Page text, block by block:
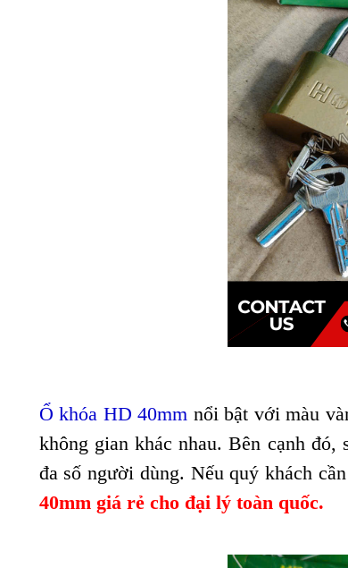
Ổ khóa HD 40mm nổi bật với màu
không gian khác nhau. Bên cạnh
đa số người dùng. Nếu quý khách
40mm giá rẻ cho đại lý toàn quốc.